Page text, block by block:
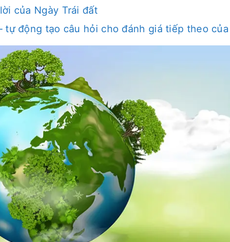
của Ngày Trái đất
tự động tạo câu hỏi cho đánh giá tiếp theo